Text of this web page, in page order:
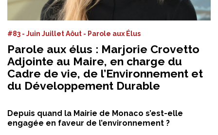
#83 - Juin Juillet Aôut - Parole aux Élus
Parole aux élus : Marjorie Crovetto
Adjointe au Maire, en charge du
Cadre de vie, de l’Environnement et
du Développement Durable
Depuis quand la Mairie de Monaco s’est-elle
engagée en faveur de l’environnement ?